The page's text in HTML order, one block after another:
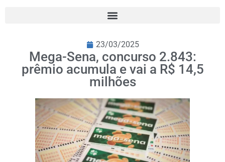
23/03/2025
Mega-Sena, concurso 2.843:
prêmio acumula e vai a R$ 14,5
milhões